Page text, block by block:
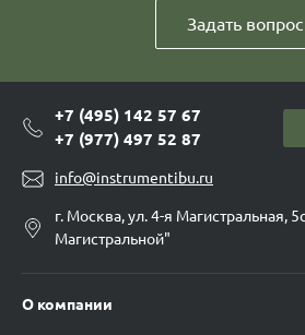
Задать вопрос
+7 (495) 142 57 67
+7 (977) 497 52 87
info@instrumentibu.ru
г. Москва, ул. 4-я Магистральная,
Магистральной"
О компании